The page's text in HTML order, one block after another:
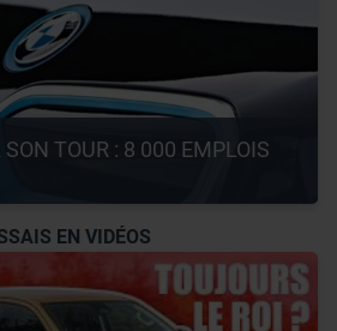
TOUR : 8 000 EMPLOIS
EN VIDÉOS